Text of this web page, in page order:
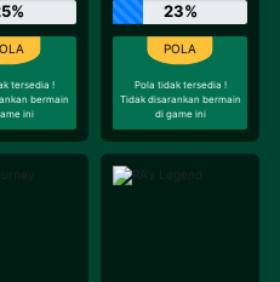
tersedia !
bermain
ini
23%
Pola tidak tersedia !
Tidak disarankan bermain
di game ini